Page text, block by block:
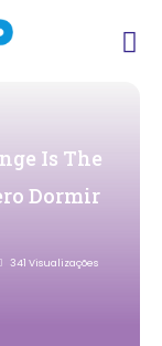
Is The
Dormir
341 Visualizações